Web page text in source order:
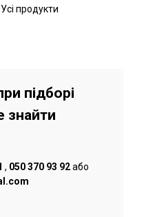
продукти
підборі
знайти
, 050 370 93 92або